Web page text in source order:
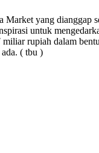
yang dianggap
untuk
rupiah dalam
( tbu )